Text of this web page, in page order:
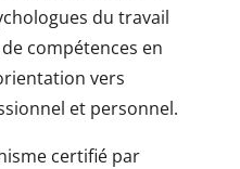
du travail
compétences en
vers
et personnel.
certifié par